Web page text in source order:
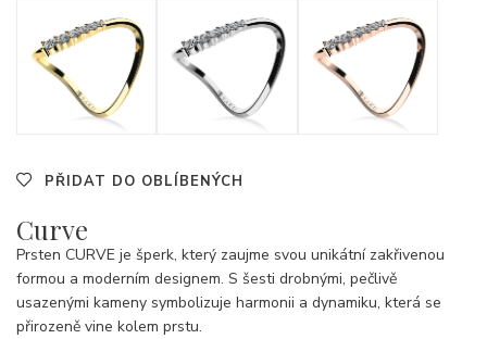
PŘIDAT DO OBLÍBENÝCH
Curve
Prsten CURVE je šperk, který zaujme svou unikátní zakřivenou
formou a moderním designem. S šesti drobnými, pečlivě
usazenými kameny symbolizuje harmonii a dynamiku, která se
přirozeně vine kolem prstu.